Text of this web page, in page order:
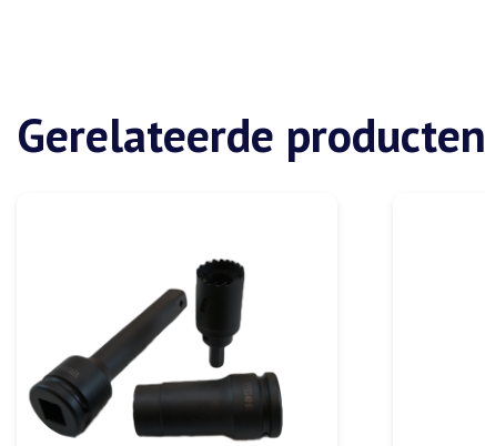
Gerelateerde producten